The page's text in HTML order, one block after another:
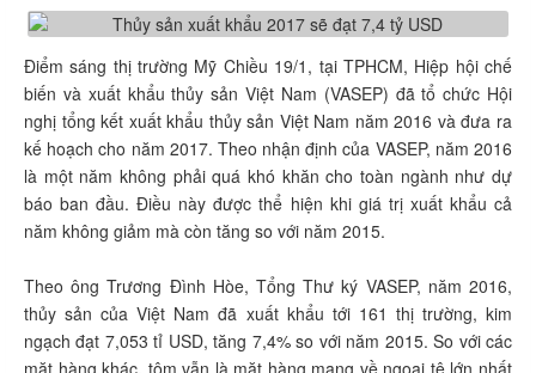
Điểm sáng thị trường Mỹ Chiều 19/1, tại TPHCM, Hiệp hội chế
biến và xuất khẩu thủy sản Việt Nam (VASEP) đã tổ chức Hội
nghị tổng kết xuất khẩu thủy sản Việt Nam năm 2016 và đưa ra
kế hoạch cho năm 2017. Theo nhận định của VASEP, năm 2016
là một năm không phải quá khó khăn cho toàn ngành như dự
báo ban đầu. Điều này được thể hiện khi giá trị xuất khẩu cả
năm không giảm mà còn tăng so với năm 2015.
Theo ông Trương Đình Hòe, Tổng Thư ký VASEP, năm 2016,
thủy sản của Việt Nam đã xuất khẩu tới 161 thị trường, kim
ngạch đạt 7,053 tỉ USD, tăng 7,4% so với năm 2015. So với các